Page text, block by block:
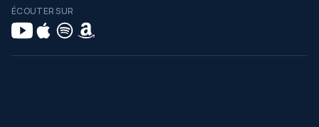
ÉCOUTER SUR